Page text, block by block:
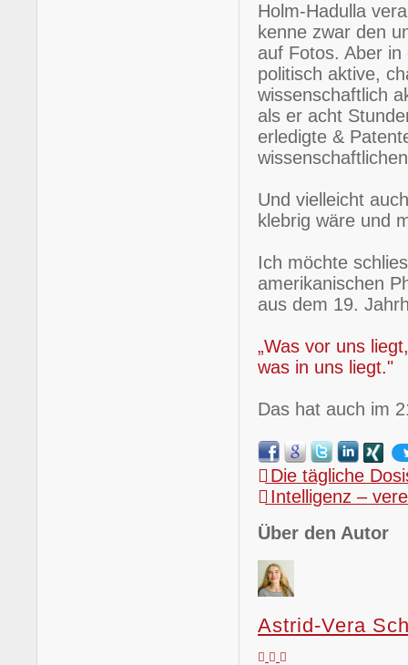
Holm-Hadulla
kenne zwar den
auf Fotos. Aber
politisch aktive,
wissenschaftlich
als er acht
erledigte &
Und vielleicht
klebrig wäre und
Ich möchte
amerikanischen
aus dem 19.
„Was vor uns
was in uns liegt."
Das hat auch im
Die tägliche
Intelligenz –
Über den Autor
Astrid-Vera
Updates
Abo